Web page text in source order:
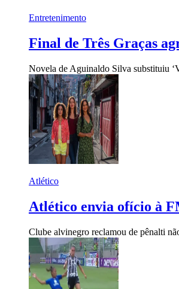
Entretenimento
Final de Três Graças
Novela de Aguinaldo Silva substituiu
Atlético
Atlético envia ofício à
Clube alvinegro reclamou de pênalti